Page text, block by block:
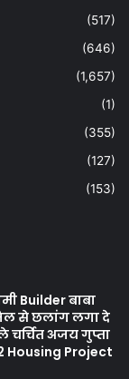
(517)
(646)
(1,657)
(1)
(355)
(127)
(153)
Builder बाबा
से छलांग लगा दे
चर्चित अजय गुप्ता
Housing Project